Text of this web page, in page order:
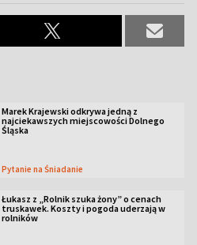
Marek Krajewski odkrywa jedną z
najciekawszych miejscowości Dolnego
Śląska
Pytanie na Śniadanie
Łukasz z „Rolnik szuka żony” o cenach
truskawek. Koszty i pogoda uderzają w
rolników